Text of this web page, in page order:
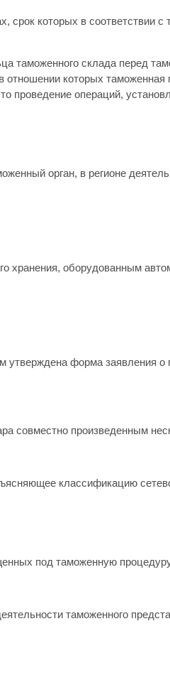
срок которых в соответствии
таможенного склада перед
отношении которых
проведение операций,
орган, в регионе
хранения, оборудованным
утверждена форма заявления о
совместно произведенным
классификацию
под таможенную
таможенного